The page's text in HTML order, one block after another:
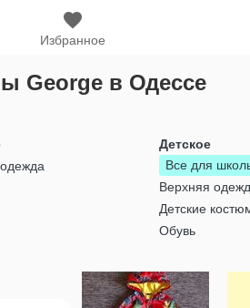
Избранное
George в Одессе
Детское
Все для
Верхняя
Детские
Обувь